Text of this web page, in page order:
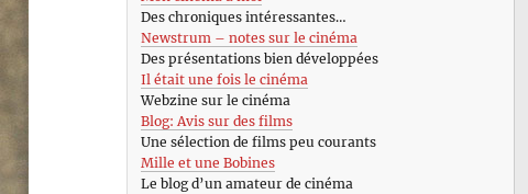
Des chroniques intéressantes…
Newstrum – notes sur le cinéma
Des présentations bien développées
Il était une fois le cinéma
Webzine sur le cinéma
Blog: Avis sur des films
Une sélection de films peu courants
Mille et une Bobines
Le blog d’un amateur de cinéma